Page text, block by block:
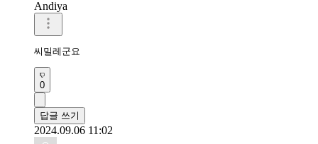
Andiya
씨밀레군요
0
답글 쓰기
2024.09.06 11:02